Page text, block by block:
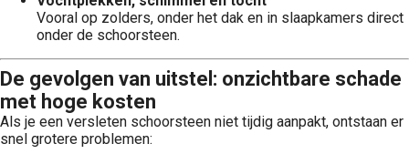
Vooral op zolders, onder het dak en in slaapkamers direct
onder de schoorsteen.
De gevolgen van uitstel: onzichtbare schade
met hoge kosten
Als je een versleten schoorsteen niet tijdig aanpakt, ontstaan er
snel grotere problemen: